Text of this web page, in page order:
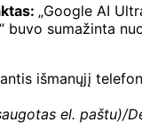
„Google AI
buvo sumažinta
el. paštu)/